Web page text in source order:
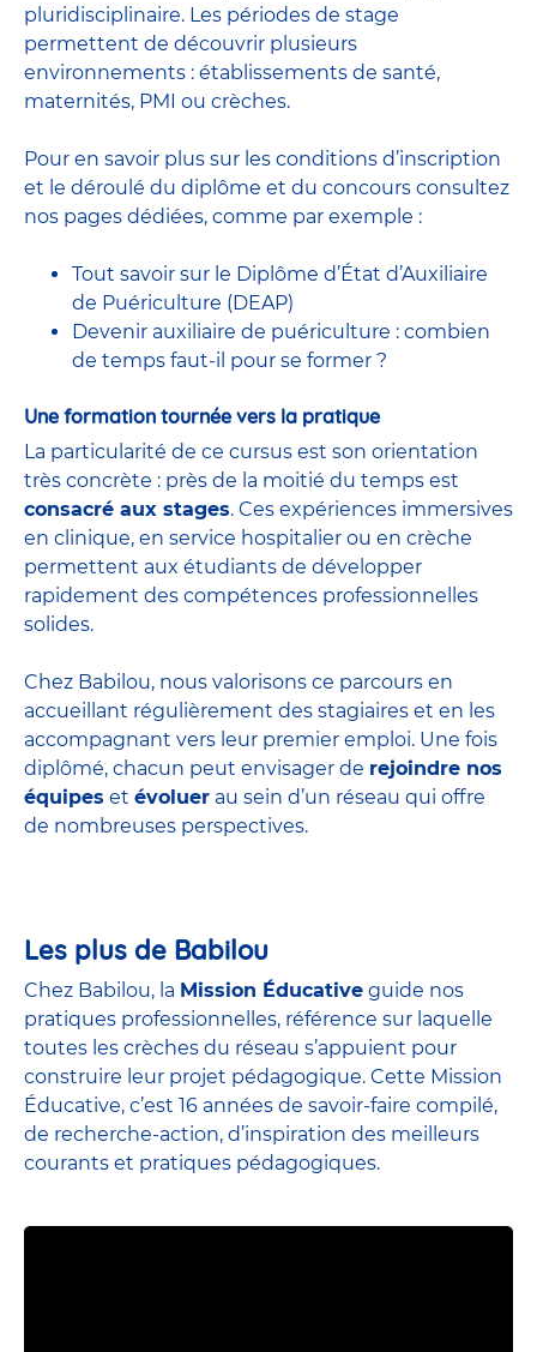
pluridisciplinaire. Les périodes de stage
permettent de découvrir plusieurs
environnements : établissements de santé,
maternités, PMI ou crèches.
Pour en savoir plus sur les conditions d’inscription
et le déroulé du diplôme et du concours consultez
nos pages dédiées, comme par exemple :
Tout savoir sur le Diplôme d’État d’Auxiliaire
de Puériculture (DEAP)
Devenir auxiliaire de puériculture : combien
de temps faut-il pour se former ?
Une formation tournée vers la pratique
La particularité de ce cursus est son orientation
très concrète : près de la moitié du temps est
consacré aux stages. Ces expériences immersives
en clinique, en service hospitalier ou en crèche
permettent aux étudiants de développer
rapidement des compétences professionnelles
solides.
Chez Babilou, nous valorisons ce parcours en
accueillant régulièrement des stagiaires et en les
accompagnant vers leur premier emploi. Une fois
diplômé, chacun peut envisager de rejoindre nos
équipes et évoluer au sein d’un réseau qui offre
de nombreuses perspectives.
Les plus de Babilou
Chez Babilou, la Mission Éducative guide nos
pratiques professionnelles, référence sur laquelle
toutes les crèches du réseau s’appuient pour
construire leur projet pédagogique. Cette Mission
Éducative, c’est 16 années de savoir-faire compilé,
de recherche-action, d’inspiration des meilleurs
courants et pratiques pédagogiques.